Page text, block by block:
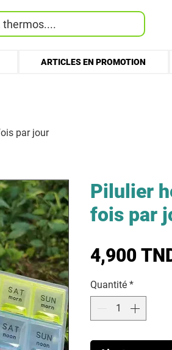
thermos....
ARTICLES EN PROMOTION
par jour
Pilulier
fois par
4,900
Quantité *